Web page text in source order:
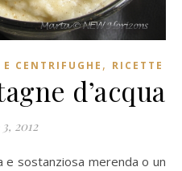
CENTRIFUGHE , RICETTE
d’acqua
2012